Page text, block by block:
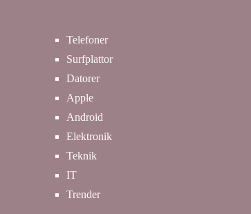
Telefoner
Surfplattor
Datorer
Apple
Android
Elektronik
Teknik
IT
Trender